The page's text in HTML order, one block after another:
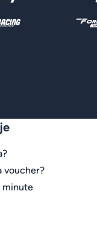
voucher?
minute